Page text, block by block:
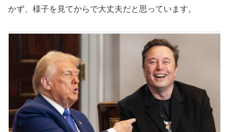
かず、様子を見てからで大丈夫だと思っています。